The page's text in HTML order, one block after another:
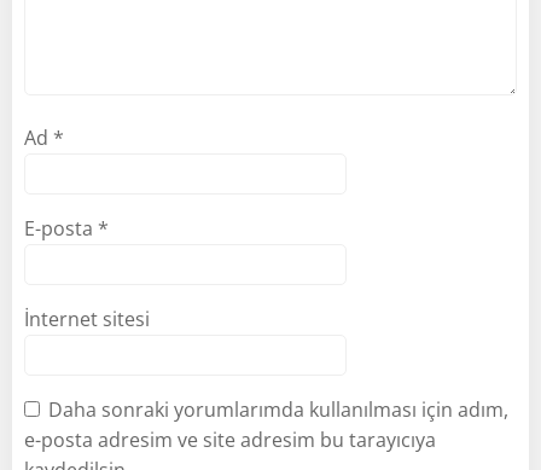
Ad *
E-posta *
İnternet sitesi
Daha sonraki yorumlarımda kullanılması için adım,
e-posta adresim ve site adresim bu tarayıcıya